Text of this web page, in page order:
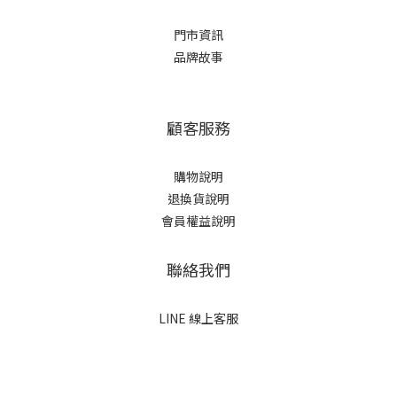
門市資訊
品牌故事
顧客服務
購物說明
退換貨說明
會員權益說明
聯絡我們
LINE 線上客服